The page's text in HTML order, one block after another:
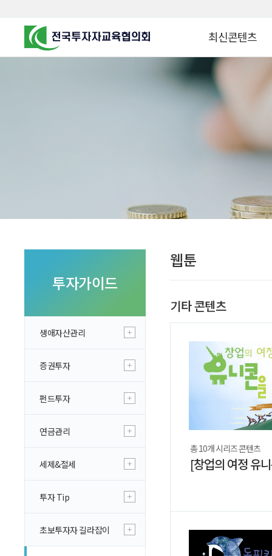
최신콘텐츠
찾아가는 군장병 금
찾아가는 연금ᆞ자
군장병 금융투자 아
자립준비청년을 위한
실전투자 Insight
투자가이드
생애자산관리
증권투자
펀드투자
연금관리
세제&절세
투자 Tip
초보투자자 길라잡이
웹툰
기타 콘텐츠
총 10개 시리즈 콘텐츠